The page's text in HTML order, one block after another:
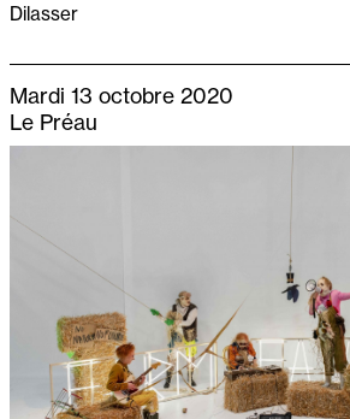
Dilasser
Mardi 13 octobre 2020
Le Préau